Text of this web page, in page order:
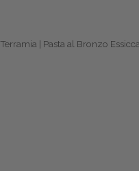
| Pasta al Bronzo